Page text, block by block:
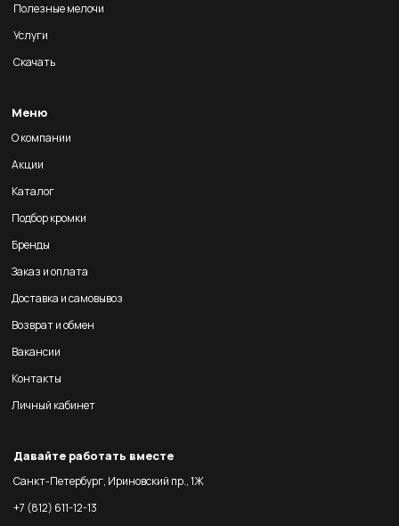
Полезные мелочи
Услуги
Скачать
Меню
О компании
Акции
Каталог
Подбор кромки
Бренды
Заказ и оплата
Доставка и самовывоз
Возврат и обмен
Вакансии
Контакты
Личный кабинет
Давайте работать вместе
Санкт-Петербург, Ириновский пр., 1Ж
+7 (812) 611-12-13